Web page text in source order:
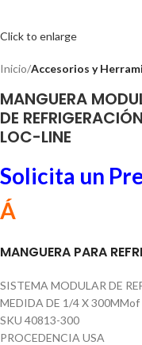
Click to enlarge
Inicio Accesorios y
MANGUERA
DE
LOC-LINE
Solicita un
Á
MANGUERA PARA
SISTEMA MODULAR DE
MEDIDA DE 1/4 X
SKU 40813-300
PROCEDENCIA USA